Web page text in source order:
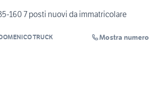
160 7 posti nuovi da immatricolare
TRUCK Mostra numero